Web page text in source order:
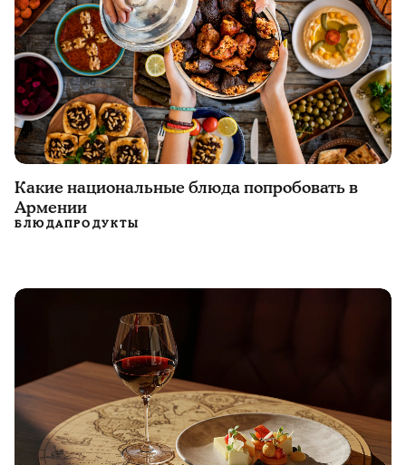
Какие национальные блюда попробовать в
Армении
БЛЮДАПРОДУКТЫ